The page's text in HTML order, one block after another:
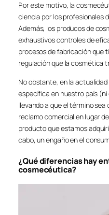
Por este motivo, la
ciencia por los profesionales
Además, los producos de
exhaustivos controles de
procesos de fabricación que
regulación que la cosmética
No obstante, en la
específica en nuestro país
llevando a que el término
reclamo comercial en lugar
producto que estamos
cabo, un engaño en el
¿Qué diferencias hay
cosmecéutica?